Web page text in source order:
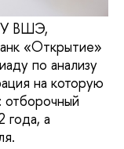
ВШЭ,
«Открытие»
по анализу
на которую
отборочный
года, а